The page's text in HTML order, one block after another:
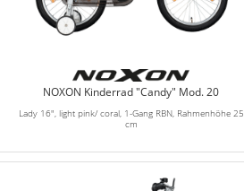
NOXON Kinderrad "Candy" Mod. 20
Lady 16", light pink/ coral, 1-Gang RBN, Rahmenhöhe 25
cm